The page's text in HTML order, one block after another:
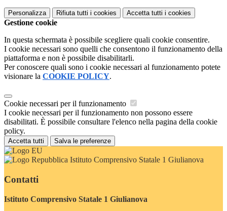
Personalizza Rifiuta tutti i cookies Accetta tutti i cookies
Gestione cookie
In questa schermata è possibile scegliere quali cookie consentire.
I cookie necessari sono quelli che consentono il funzionamento della
piattaforma e non è possibile disabilitarli.
Per conoscere quali sono i cookie necessari al funzionamento potete
visionare la COOKIE POLICY.
Cookie necessari per il funzionamento
I cookie necessari per il funzionamento non possono essere
disabilitati. È possibile consultare l'elenco nella pagina della cookie
policy.
Accetta tutti Salva le preferenze
Istituto Comprensivo Statale 1 Giulianova
Contatti
Istituto Comprensivo Statale 1 Giulianova